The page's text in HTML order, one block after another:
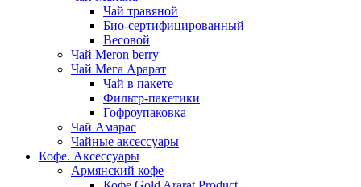
Чай травяной
Био-сертифицированный
Весовой
Чай Meron berry
Чай Мега Арарат
Чай в пакете
Фильтр-пакетики
Гофроупаковка
Чай Амарас
Чайные аксессуары
Кофе. Аксессуары
Армянский кофе